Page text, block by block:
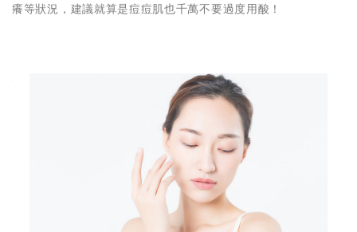
癢等狀況，建議就算是痘痘肌也千萬不要過度用酸！